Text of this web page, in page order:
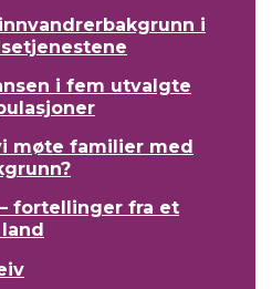
i
i fem utvalgte
møte familier med
fortellinger fra et